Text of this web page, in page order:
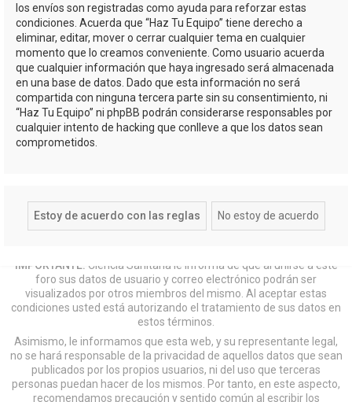
los envíos son registradas como ayuda para reforzar estas
condiciones. Acuerda que “Haz Tu Equipo” tiene derecho a
eliminar, editar, mover o cerrar cualquier tema en cualquier
momento que lo creamos conveniente. Como usuario acuerda
que cualquier información que haya ingresado será almacenada
en una base de datos. Dado que esta información no será
compartida con ninguna tercera parte sin su consentimiento, ni
“Haz Tu Equipo” ni phpBB podrán considerarse responsables por
cualquier intento de hacking que conlleve a que los datos sean
comprometidos.
IMPORTANTE: Ciencia Sanitaria le informa de que al unirse a este
foro sus datos de usuario y correo electrónico podrán ser
visualizados por otros miembros del mismo. Al aceptar estas
condiciones usted está autorizando el tratamiento de sus datos en
estos términos.
Asimismo, le informamos que esta web, y su representante legal,
no se hará responsable de la privacidad de aquellos datos que sean
publicados por los propios usuarios, ni del uso que terceras
personas puedan hacer de los mismos. Por tanto, en este aspecto,
recomendamos precaución y sentido común al escribir los